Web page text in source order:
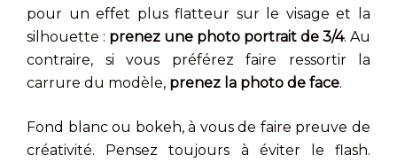
pour un effet plus flatteur sur le visage et la
silhouette : prenez une photo portrait de 3/4. Au
contraire, si vous préférez faire ressortir la
carrure du modèle, prenez la photo de face.
Fond blanc ou bokeh, à vous de faire preuve de
créativité. Pensez toujours à éviter le flash.